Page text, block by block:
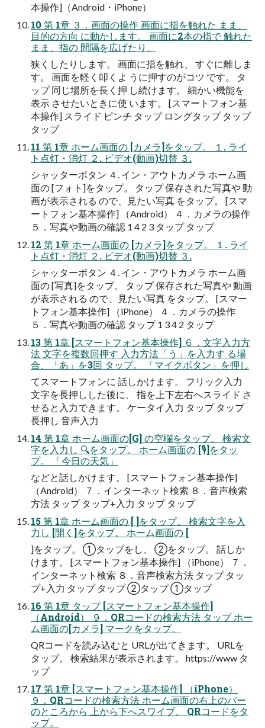
本操作]（Android・iPhone）
10 第 1章 ３．画面の操作 画面に指を触れた まま、
目的の方向 に動かします。 画面に2本の指で 触れた
まま、指の 間隔を広げたり、
狭くしたりします。 画面に指を触れ、 すぐに離しま
す。 画面を軽く叩くよ うに押すのがコツ です。 タ
ップ 同じ場所を長く押 し続けます。 細かい機能を
表示 させたいときに使 います。 [スマートフォン基
本操作] スライド ピンチ タップ ロングタップ タップ
タップ
11 第 1章 ホーム画面の [カメラ]をタップ。 １. ライ
ト点灯・消灯 ２. ビデオ(動画)切替 ３.
シャッターボタン ４. イン・アウトカメラ ホーム画
面の [フォト]をタップ。 タップ 保存された写真や 動
画が表示される ので、見たい写真 をタップ。 [スマ
ートフォン基本操作] （Android） ４．カメラの操作
５．写真や動画の確認 1 4 2 3 タップ タップ
12 第 1章 ホーム画面の [カメラ]をタップ。 １. ライ
ト点灯・消灯 ２. ビデオ(動画)切替 ３.
シャッターボタン ４. イン・アウトカメラ ホーム画
面の [写真]をタップ。 タップ 保存された写真や 動画
が表示される ので、見たい写真 をタップ。 [スマー
トフォン基本操作] （iPhone） ４．カメラの操作
５．写真や動画の確認 タップ 1 3 4 2 タップ
13 第 1章 [スマートフォン基本操作] ６．文字入力方
法 文字を複数回押す 入力方法「う」を入力す る場
合、「あ」を3回 タップ。 「マイクボタン」を押し
てスマートフォンに 話しかけます。 フリック入力
文字を長押しした後に、 指を上下左右へスライド さ
せると入力できます。 ケータイ入力 タップ タップ
長押し 音声入力
14 第 1章 ホーム画面の[G] の空欄をタップ。 検索文
字を入力し 🔍をタップ。 ホーム画面の [🎙]をタッ
プ。 「今日の天気」
などと話しかけます。 [スマートフォン基本操作]
（Android） ７．インターネット検索 ８．音声検索
方法 タップ タップ+入力 タップ タップ
15 第 1章 ホーム画面の [ ]をタップ。 検索文字を入
力し [開く]をタップ。 ホーム画面の [
]をタップ。 ①タップをし、 ②をタップ。 話しか
けます。 [スマートフォン基本操作] （iPhone） ７．
インターネット検索 ８．音声検索方法 タップ タッ
プ+入力 タップ タップ ②タップ ①タップ
16 第 1章 タップ [スマートフォン基本操作]
（Android） ９．QRコードの検索方法 タップ ホー
ム画面の[カメラ] マークをタップ。
QRコードを読み込むと URLが出てきます。 URLを
タップ。 検索結果が表示されます。 https://www タ
ップ
17 第 1章 [スマートフォン基本操作] （iPhone）
９．QRコードの検索方法 ホーム画面の右上のバー
のところから 上から下へスワイプ。 QRコードをタ
ップ。